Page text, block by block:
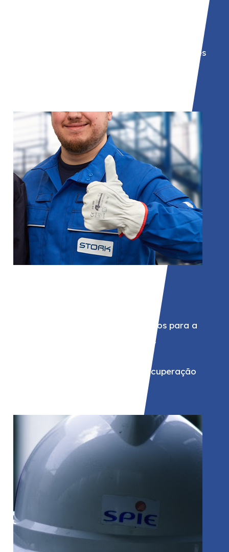
soldadores, montadores e montadores
Prestadora de serviços técnicos para a
qual fornecemos profissionais
manutenção, instalação e recuperação